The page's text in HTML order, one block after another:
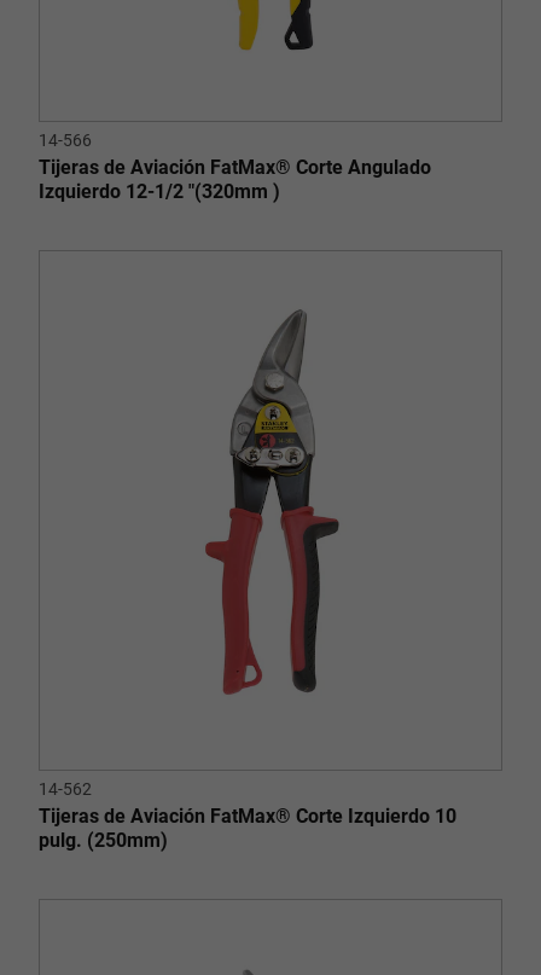
14-566
Tijeras de Aviación FatMax® Corte Angulado
Izquierdo 12-1/2 "(320mm )
14-562
Tijeras de Aviación FatMax® Corte Izquierdo 10
pulg. (250mm)